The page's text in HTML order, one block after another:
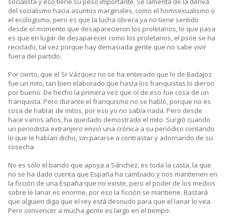
del socialismo hacia asuntos marginales, como el homsexualismo o
el ecologismo, pero es que la lucha obrera ya no tiene sentido
desde el momento que desaparecieron los proletarios, lo que pasa
es que en lugar de desaparecer como los proletarios, el psoe se ha
reciclado, tal vez porque hay demasiada gente que no sabe vivir
fuera del partido.
Por cierto, que el Sr Vázquez no se ha enterado que lo de Badajoz
fue un mito, tan bien elaborado que hasta los franquistas lo dieron
por bueno. De hecho la primera vez que oí de eso fue cosa de un
franquista. Pero durante el franquismo no se habló, porque no es
cosa de hablar de mitos, por eso yo no sabía nada. Pero desde
hace varios años, ha quedado demostrado el mito. Surgió cuando
un periodista extranjero envió una crónica a su periódico contando
lo que le habían dicho, sin pararse a contrastar y adornando de su
cosecha.
No es sólo el bando que apoya a Sánchez, es toda la casta, la que
no se ha dado cuenta que España ha cambiado y nos mantienen en
la ficción de una España que no existe, pero el poder de los medios
sobre le lanar es enorme, por eso la ficción se mantiene. Bastará
que alguien diga que el rey está desnudo para que el lanar lo vea.
Pero convencer a mucha gente es largo en el tiempo.